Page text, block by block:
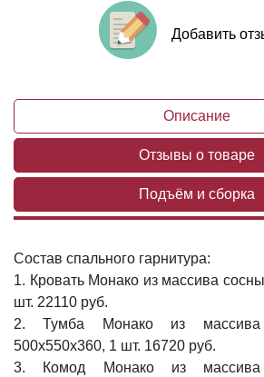
Добавить
Описание
Отзывы о товаре
Подъём и сборка
Состав спального гарнитура:
1. Кровать Монако из массива
шт. 22110 руб.
2. Тумба Монако из
500x550x360, 1 шт. 16720 руб.
3. Комод Монако из